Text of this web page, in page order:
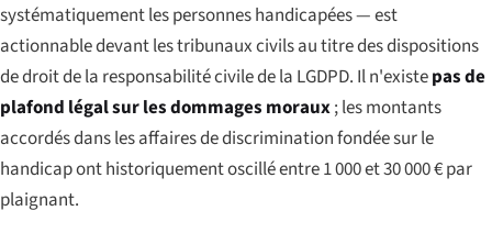
systématiquement les personnes handicapées — est
actionnable devant les tribunaux civils au titre des dispositions
de droit de la responsabilité civile de la LGDPD. Il n'existepas de
plafond légal sur les dommages moraux; les montants
accordés dans les affaires de discrimination fondée sur le
handicap ont historiquement oscillé entre 1 000 et 30 000 € par
plaignant.